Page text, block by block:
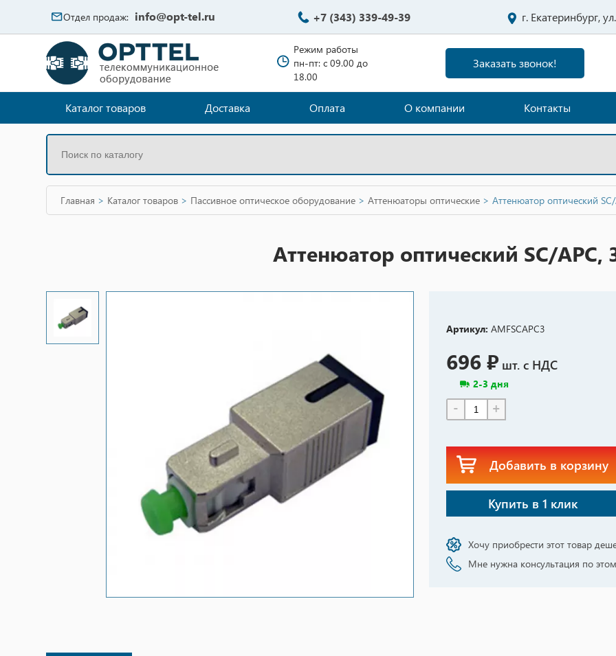
Отдел продаж: info@opt-tel.ru +7 (343) 339-49-39 г. Екатеринбург,
Режим работы
пн-пт: с 09.00 до
18.00
Заказать звонок!
Каталог товаров Доставка Оплата О компании Контакты
Главная > Каталог товаров > Пассивное оптическое оборудование > Аттенюаторы оптические > Аттенюатор оптический
Аттенюатор оптический SC/APC,
Артикул: AMFSCAPC3
696 ₽ шт. с НДС
2-3 дня
- +
Добавить в корзину
Купить в 1 клик
Хочу приобрести этот товар
Мне нужна консультация по